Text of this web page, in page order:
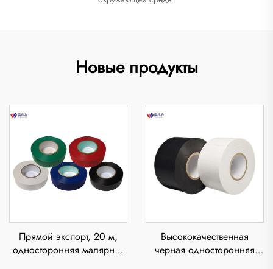
Новые продукты
Прямой экспорт, 20 м,
односторонняя малярная
Высококачественная
черная односторонняя